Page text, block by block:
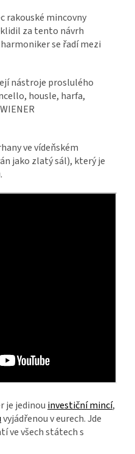
rakouské mincovny
za tento návrh
se řadí mezi
nástroje proslulého
housle, harfa,
WIENER
ve vídeňském
jako zlatý sál), který je
je jedinou investiční mincí,
vyjádřenou v eurech. Jde
ve všech státech s